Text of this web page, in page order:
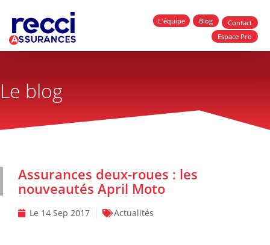
L'équipe Blog
Contact
Espace Pro
Le blog
Assurances deux-roues : les
nouveautés April Moto
Le 14 Sep 2017 Actualités